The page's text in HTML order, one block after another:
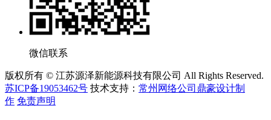
微信联系
版权所有 © 江苏源泽新能源科技有限公司 All Rights Reserved.
苏ICP备19053462号 技术支持： 常州网络公司鼎豪设计制
作 免责声明